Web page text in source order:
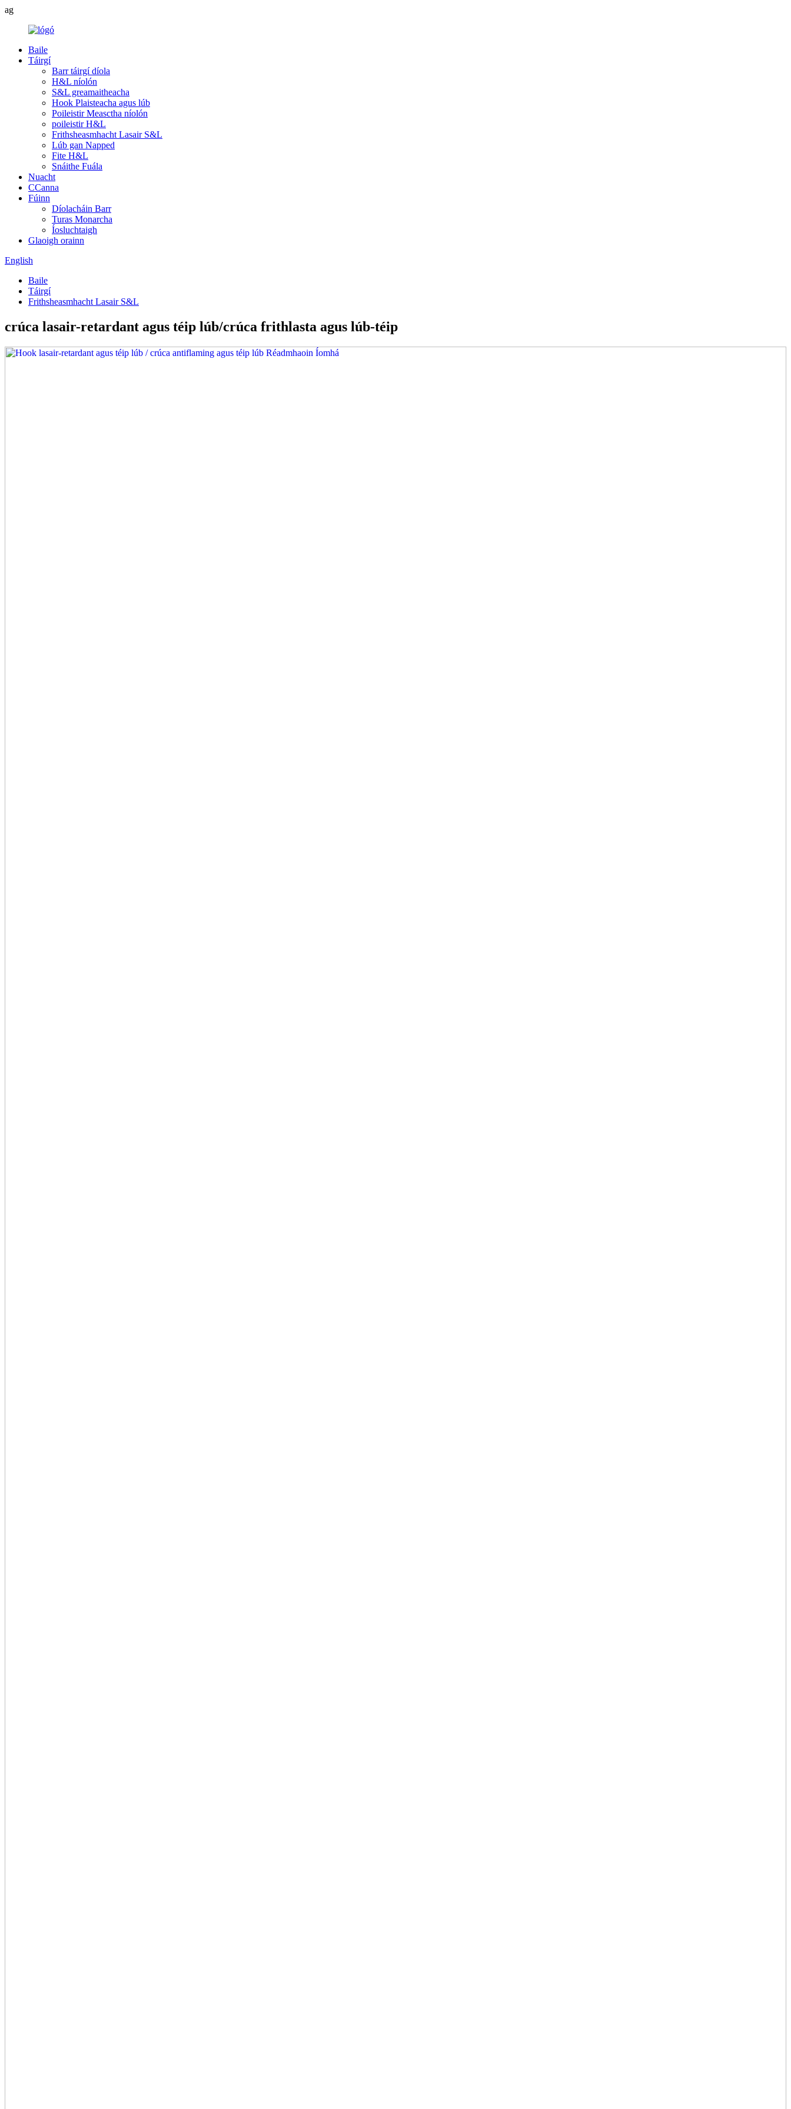
ag
Baile
Táirgí
Barr táirgí díola
H&L níolón
S&L greamaitheacha
Hook Plaisteacha agus lúb
Poileistir Measctha níolón
poileistir H&L
Frithsheasmhacht Lasair S&L
Lúb gan Napped
Fite H&L
Snáithe Fuála
Nuacht
CCanna
Fúinn
Díolacháin Barr
Turas Monarcha
Íosluchtaigh
Glaoigh orainn
English
Baile
Táirgí
Frithsheasmhacht Lasair S&L
crúca lasair-retardant agus téip lúb/crúca frithlasta agus lúb-téip